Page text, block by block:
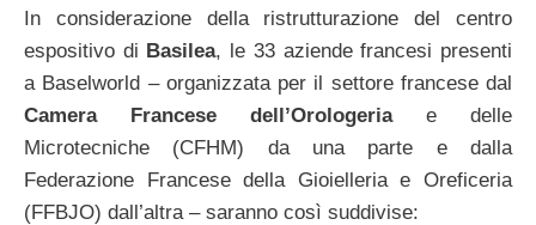
In considerazione della ristrutturazione del centro
espositivo di Basilea, le 33 aziende francesi presenti
a Baselworld – organizzata per il settore francese dal
Camera Francese dell’Orologeriae delle
Microtecniche (CFHM) da una parte e dalla
Federazione Francese della Gioielleria e Oreficeria
(FFBJO) dall’altra – saranno così suddivise: